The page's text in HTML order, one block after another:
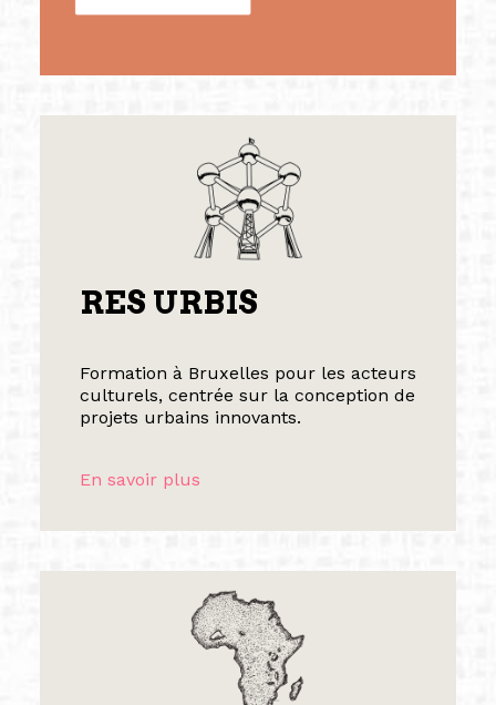
RES URBIS
Formation à Bruxelles pour les acteurs
culturels, centrée sur la conception de
projets urbains innovants.
En savoir plus